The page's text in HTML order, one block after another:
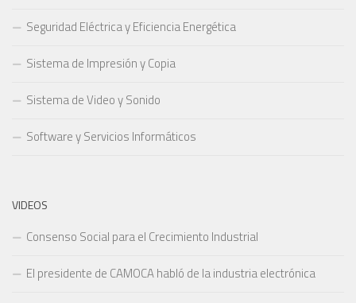
Seguridad Eléctrica y Eficiencia Energética
Sistema de Impresión y Copia
Sistema de Video y Sonido
Software y Servicios Informáticos
VIDEOS
Consenso Social para el Crecimiento Industrial
El presidente de CAMOCA habló de la industria electrónica